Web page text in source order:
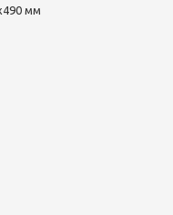
мм